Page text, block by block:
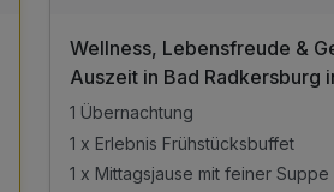
Wellness, Lebensfreude &
Auszeit in Bad Radkersburg
Verwöhnpension | 1 Nacht
1 Übernachtung
1 x Erlebnis Frühstücksbuffet
1 x Mittagsjause mit feiner